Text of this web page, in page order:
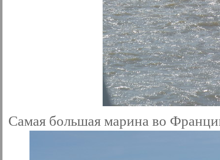
Самая большая марина во